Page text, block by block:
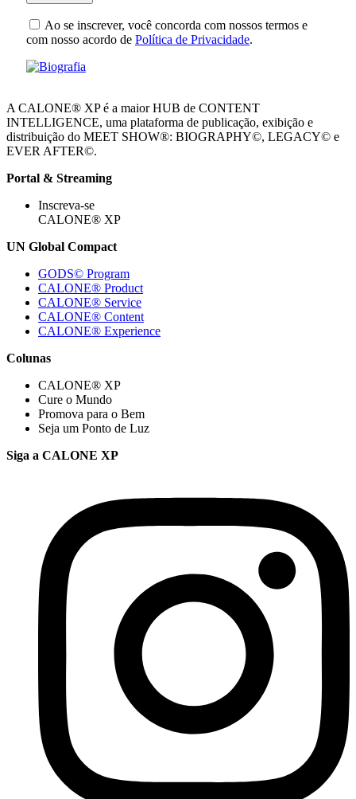
Ao se inscrever, você concorda com nossos termos e
com nosso acordo de Política de Privacidade.
A CALONE® XP é a maior HUB de CONTENT
INTELLIGENCE, uma plataforma de publicação, exibição e
distribuição do MEET SHOW®: BIOGRAPHY©, LEGACY© e
EVER AFTER©.
Portal & Streaming
Inscreva-se
CALONE® XP
UN Global Compact
GODS© Program
CALONE® Product
CALONE® Service
CALONE® Content
CALONE® Experience
Colunas
CALONE® XP
Cure o Mundo
Promova para o Bem
Seja um Ponto de Luz
Siga a CALONE XP